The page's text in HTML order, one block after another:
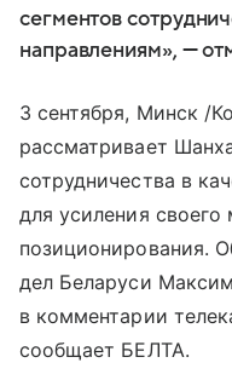
сегментов
направлениям», —
3 сентября, Минск /
рассматривает
сотрудничества в
для усиления
позиционирования.
дел Беларуси
в комментарии
сообщает БЕЛТА.